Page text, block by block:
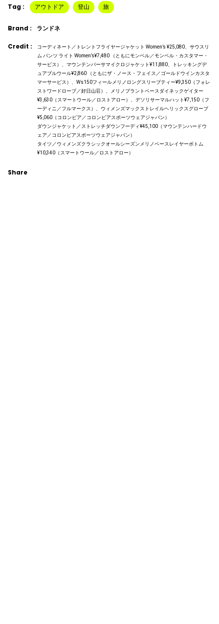
Tag : アウトドア 登山 旅
Brand : ランドネ
Credit :
コーディネート／トレントフライヤージャケット Women’s ¥25,080、サウスリ
ム パンツ ライト Women’s¥7,480 （ともにモンベル／モンベル・カスタマー・
サービス）、マウンテンバーサマイクロジャケット¥11,880、トレッキングデ
ュアブルウール¥2,860 （ともにザ・ノース・フェイス／ゴールドウインカスタ
マーサービス）、Ws150フィールメリノロングスリーブティー¥9,350（フォレ
ストワードローブ／好日山荘）、メリノプラントベースダイネックゲイター
¥3,630（スマートウール／ロストアロー）、デソリサーマルハット¥7,150（フ
ーディニ／フルマークス）、ウィメンズマックストレイルヘリックスグローブ
¥5,060（コロンビア／コロンビアスポーツウェアジャパン）
ダウンジャケット／ストレッチダウンフーディ¥45,100（マウンテンハードウ
ェア／コロンビアスポーツウェアジャパン）
タイツ／ウィメンズクラシックオールシーズンメリノベースレイヤーボトム
¥10,340（スマートウール／ロストアロー）
Share